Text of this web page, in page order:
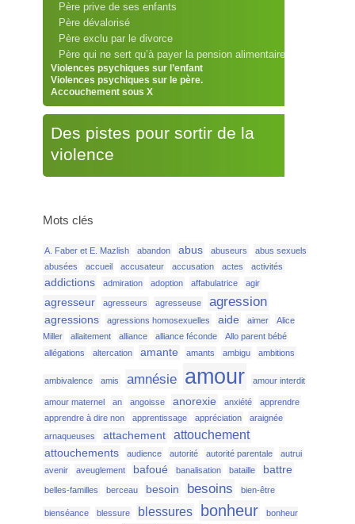
Père prive de ses enfants
Père dévalorisé
Père exclu par le divorce
Père qui ne sert qu’à payer la pension alimentaire
Violences psychiques sur l’enfant
Violences psychiques sur le père.
Accouchement sous X
Des pistes pour sortir de la
violence
Mots clés
A. Faber et E. Mazlish abandon abus abuseurs
abus sexuels
abusées
accueil accusateur accusation actes activités
addictions admiration adoption affabulatrice agir
agresseur agresseurs agresseuse agression
agressions agressions homosexuelles aide aimer
Alice
Miller
allaitement alliance alliance féconde
Allo parent bébé
allégations
altercation amante amants ambigu ambitions
ambivalence amis amnésie amour amour interdit
amour maternel an angoisse anorexie anxiété
apprendre
apprendre à dire non
apprentissage appréciation
araignée
arnaqueuses
attachement attouchement
attouchements audience autorité autorité parentale
autrui
avenir
aveuglement bafoué banalisation bataille battre
belles-familles berceau besoin besoins bien-être
bienséance blessure blessures bonheur
bonheur